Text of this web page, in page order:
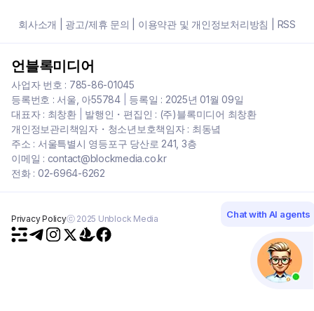
회사소개 광고/제휴 문의 이용약관 및 개인정보처리방침 RSS
언블록미디어
사업자 번호 : 785-86-01045
등록번호 : 서울, 아55784| 등록일 : 2025년 01월 09일
대표자 : 최창환| 발행인・편집인 : (주)블록미디어 최창환
개인정보관리책임자・청소년보호책임자 : 최동녘
주소 : 서울특별시 영등포구 당산로 241, 3층
이메일 : contact@blockmedia.co.kr
전화 : 02-6964-6262
Privacy Policyⓒ 2025 Unblock Media Chat with AI agents